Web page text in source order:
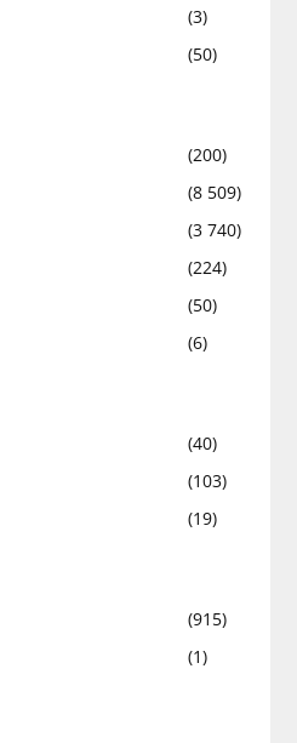
(3)
(50)
(200)
(8 509)
(3 740)
(224)
(50)
(6)
(40)
(103)
(19)
(915)
(1)